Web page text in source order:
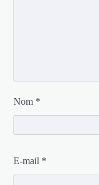
Nom *
E-mail *